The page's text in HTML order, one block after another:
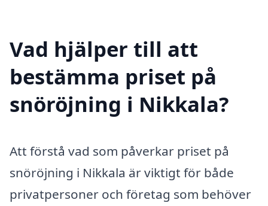
Vad hjälper till att
bestämma priset på
snöröjning i Nikkala?
Att förstå vad som påverkar priset på
snöröjning i Nikkala är viktigt för både
privatpersoner och företag som behöver